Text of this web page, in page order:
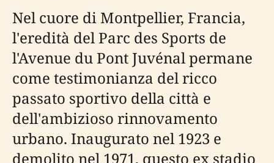
Nel cuore di Montpellier, Francia,
l'eredità del Parc des Sports de
l'Avenue du Pont Juvénal permane
come testimonianza del ricco
passato sportivo della città e
dell'ambizioso rinnovamento
urbano. Inaugurato nel 1923 e
demolito nel 1971, questo ex stadio